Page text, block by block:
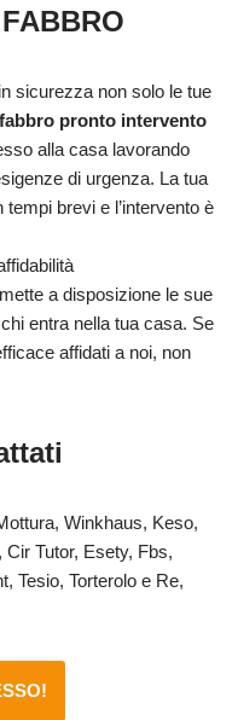
sicurezza non solo le tue
fabbro pronto intervento
alla casa lavorando
di urgenza. La tua
brevi e l’intervento è
a disposizione le sue
entra nella tua casa. Se
affidati a noi, non
Winkhaus, Keso,
Tutor, Esety, Fbs,
Tesio, Torterolo e Re,